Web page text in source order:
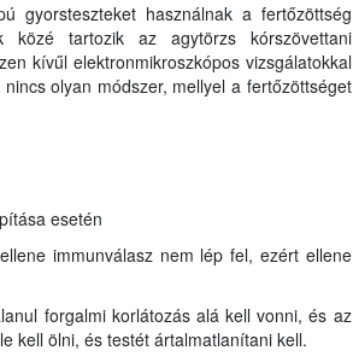
gyorsteszteket használnak a fertőzöttség
közé tartozik az agytörzs kórszövettani
kívűl elektronmikroszkópos vizsgálatokkal
olyan módszer, mellyel a fertőzöttséget
esetén
immunválasz nem lép fel, ezért ellene
forgalmi korlátozás alá kell vonni, és az
kell ölni, és testét ártalmatlanítani kell.